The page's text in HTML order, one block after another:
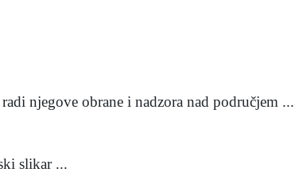
njegove obrane i nadzora nad područjem ...
slikar ...